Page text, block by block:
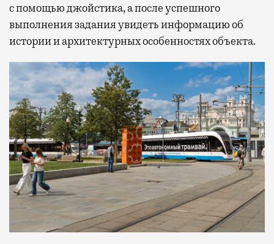
с помощью джойстика, а после успешного
выполнения задания увидеть информацию об
истории и архитектурных особенностях объекта.